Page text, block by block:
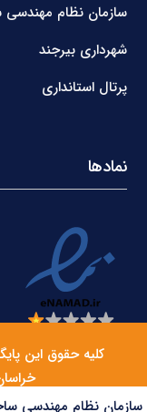
سازمان نظام
شهرداری بیرجند
پرتال استانداری
نمادها
کلیه حقوق این